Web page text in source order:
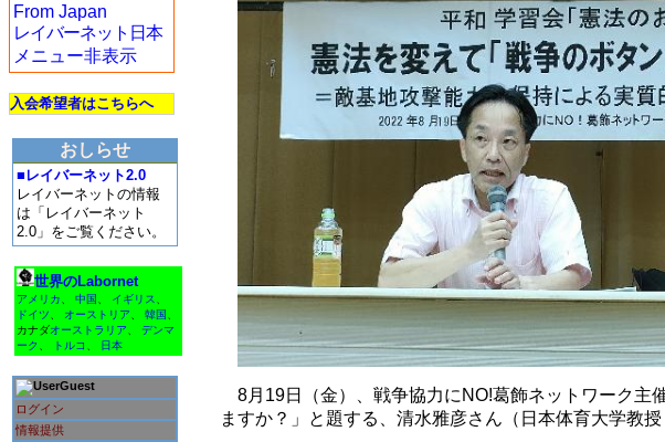
From Japan
レイバーネット日本
メニュー非表示
入会希望者はこちらへ
おしらせ
■レイバーネット2.0
レイバーネットの情報
は「レイバーネット
2.0」をご覧ください。
世界のLabornet
アメリカ 中国 イギリス
ドイツ
オーストリア 韓国
カナダオーストラリア
デンマ
ーク
トルコ 日本
Guest
ログイン
情報提供
8月19日（金）、戦争協力にNO!葛飾ネットワーク主
ますか？」と題する、清水雅彦さん（日本体育大学教